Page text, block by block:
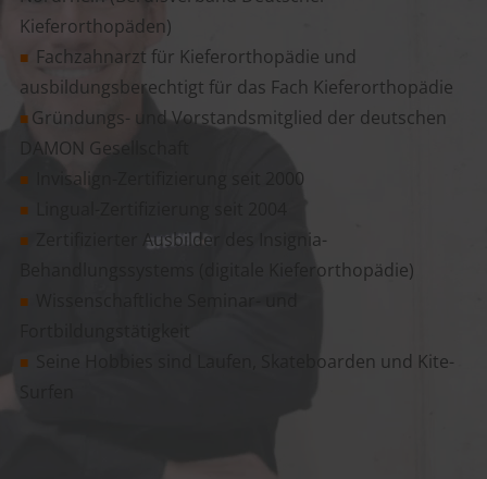
Kieferorthopäden)
■ Fachzahnarzt für Kieferorthopädie und
ausbildungsberechtigt für das Fach Kieferorthopädie
■ Gründungs- und Vorstandsmitglied der deutschen
DAMON Gesellschaft
■ Invisalign-Zertifizierung seit 2000
■
■
Zertifizierter Ausbilder des Insignia-
Behandlungssystems (digitale Kieferorthopädie)
■
■
Seine Hobbies sind Laufen, Skateboarden und Kite-